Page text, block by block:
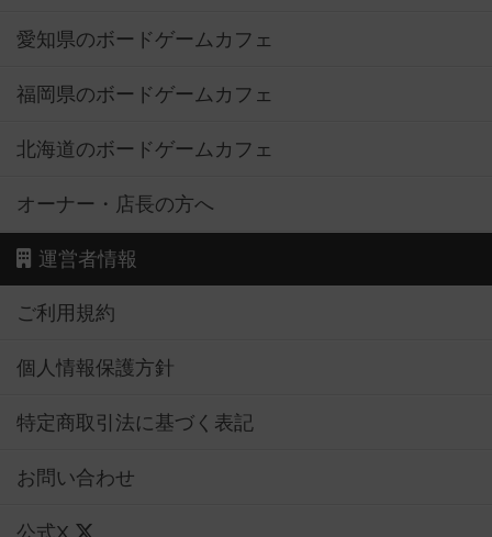
愛知県のボードゲームカフェ
福岡県のボードゲームカフェ
北海道のボードゲームカフェ
オーナー・店長の方へ
運営者情報
ご利用規約
個人情報保護方針
特定商取引法に基づく表記
お問い合わせ